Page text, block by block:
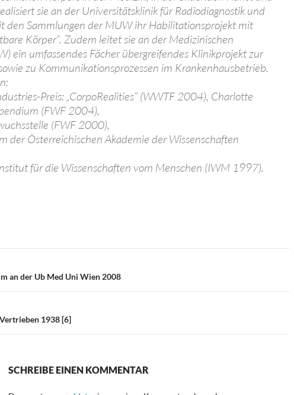
sie an der Universitätsklinik für Radiodiagnostik und
den Sammlungen der MUW ihr Habilitationsprojekt mit
Körper“. Zudem leitet sie an der Medizinischen
ein umfassendes Fächer übergreifendes Klinikprojekt zur
zu Kommunikationsprozessen im Krankenhausbetrieb.
Preis: „CorpoRealities“ (WWTF 2004), Charlotte
(FWF 2004),
(FWF 2000),
der Österreichischen Akademie der Wissenschaften
für die Wissenschaften vom Menschen (IWM 1997).
an der Ub Med Uni Wien 2008
1938 [6]
SCHREIBE EINEN KOMMENTAR